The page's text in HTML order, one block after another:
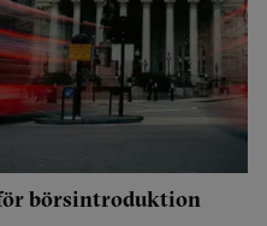
börsintroduktion